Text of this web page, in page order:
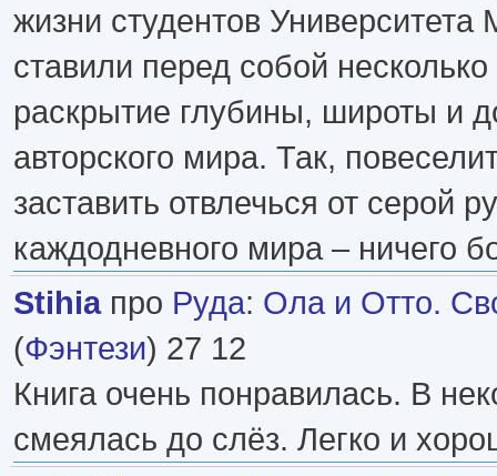
жизни студентов Университета
ставили перед собой
раскрытие глубины, широты и
авторского мира. Так,
заставить отвлечься от серой
каждодневного мира – ничего
Stihiaпро Руда: Ола и Отто.
(Фэнтези) 27 12
Книга очень понравилась. В
смеялась до слёз. Легко и